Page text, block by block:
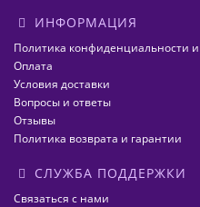
ИНФОРМАЦИЯ
Политика конфиденциальности
Оплата
Условия доставки
Вопросы и ответы
Отзывы
Политика возврата и гарантии
СЛУЖБА ПОДДЕРЖКИ
Связаться с нами